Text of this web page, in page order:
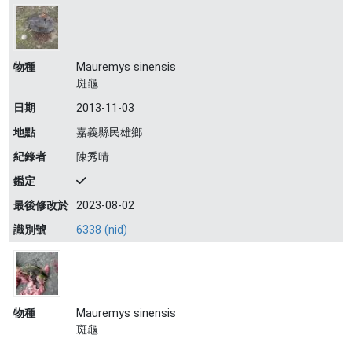
物種
Mauremys sinensis
斑龜
日期
2013-11-03
地點
嘉義縣民雄鄉
紀錄者
陳秀晴
鑑定
最後修改於 2023-08-02
識別號
6338 (nid)
物種
Mauremys sinensis
斑龜